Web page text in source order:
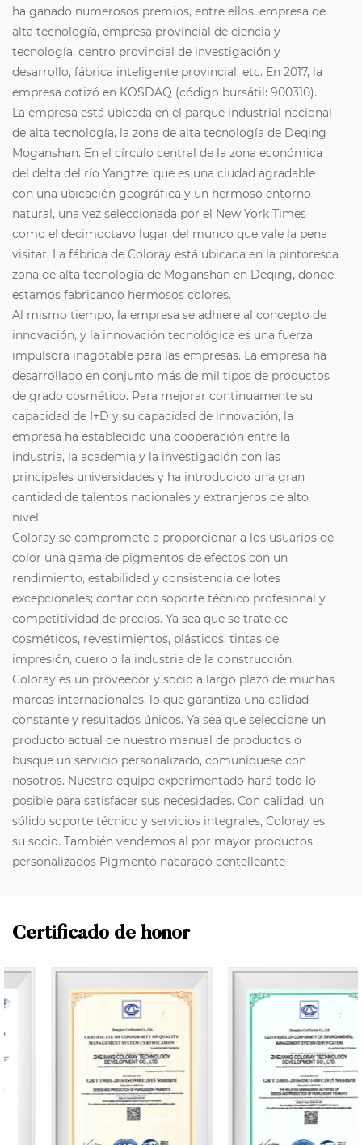
ha ganado numerosos premios, entre ellos, empresa de
alta tecnología, empresa provincial de ciencia y
tecnología, centro provincial de investigación y
desarrollo, fábrica inteligente provincial, etc. En 2017, la
empresa cotizó en KOSDAQ (código bursátil: 900310).
La empresa está ubicada en el parque industrial nacional
de alta tecnología, la zona de alta tecnología de Deqing
Moganshan. En el círculo central de la zona económica
del delta del río Yangtze, que es una ciudad agradable
con una ubicación geográfica y un hermoso entorno
natural, una vez seleccionada por el New York Times
como el decimoctavo lugar del mundo que vale la pena
visitar. La fábrica de Coloray está ubicada en la pintoresca
zona de alta tecnología de Moganshan en Deqing, donde
estamos fabricando hermosos colores.
Al mismo tiempo, la empresa se adhiere al concepto de
innovación, y la innovación tecnológica es una fuerza
impulsora inagotable para las empresas. La empresa ha
desarrollado en conjunto más de mil tipos de productos
de grado cosmético. Para mejorar continuamente su
capacidad de I+D y su capacidad de innovación, la
empresa ha establecido una cooperación entre la
industria, la academia y la investigación con las
principales universidades y ha introducido una gran
cantidad de talentos nacionales y extranjeros de alto
nivel.
Coloray se compromete a proporcionar a los usuarios de
color una gama de pigmentos de efectos con un
rendimiento, estabilidad y consistencia de lotes
excepcionales; contar con soporte técnico profesional y
competitividad de precios. Ya sea que se trate de
cosméticos, revestimientos, plásticos, tintas de
impresión, cuero o la industria de la construcción,
Coloray es un proveedor y socio a largo plazo de muchas
marcas internacionales, lo que garantiza una calidad
constante y resultados únicos. Ya sea que seleccione un
producto actual de nuestro manual de productos o
busque un servicio personalizado, comuníquese con
nosotros. Nuestro equipo experimentado hará todo lo
posible para satisfacer sus necesidades. Con calidad, un
sólido soporte técnico y servicios integrales, Coloray es
su socio. También vendemos al por mayor productos
personalizados Pigmento nacarado centelleante
Certificado de honor